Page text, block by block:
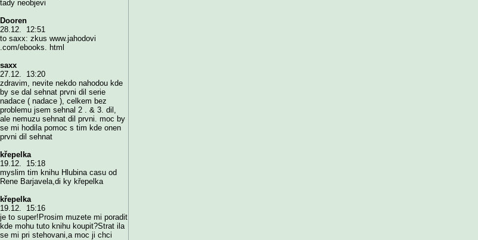
tady neobjevi
Dooren
28.12. 12:51
to saxx: zkus www.jahodovi
.com/ebooks. html
saxx
27.12. 13:20
zdravim, nevite nekdo nahodou kde
by se dal sehnat prvni dil serie
nadace ( nadace ), celkem bez
problemu jsem sehnal 2 . & 3. dil,
ale nemuzu sehnat dil prvni. moc by
se mi hodila pomoc s tim kde onen
prvni dil sehnat
křepelka
19.12. 15:18
myslim tim knihu Hlubina casu od
Rene Barjavela,di ky křepelka
křepelka
19.12. 15:16
je to super!Prosim muzete mi poradit
kde mohu tuto knihu koupit?Strat ila
se mi pri stehovani,a moc ji chci